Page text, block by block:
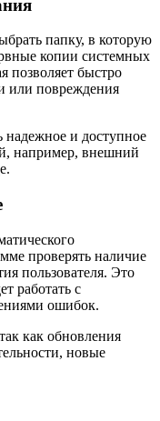
папку, в которую
копии системных
позволяет быстро
или повреждения
надежное и доступное
например, внешний
проверять наличие
пользователя. Это
работать с
ошибок.
как обновления
новые